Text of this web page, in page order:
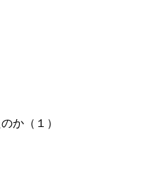
か（１）